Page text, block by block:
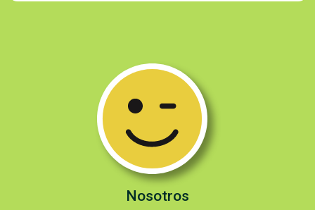
Nosotros